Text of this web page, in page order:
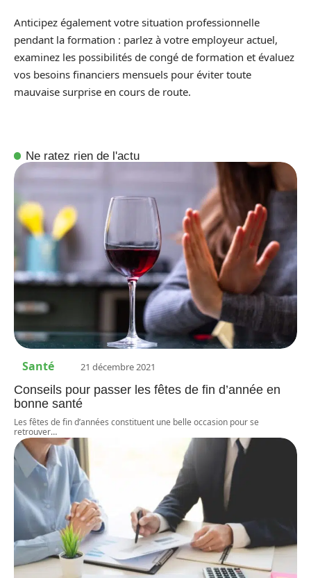
Anticipez également votre situation professionnelle
pendant la formation : parlez à votre employeur actuel,
examinez les possibilités de congé de formation et évaluez
vos besoins financiers mensuels pour éviter toute
mauvaise surprise en cours de route.
Ne ratez rien de l'actu
Santé 21 décembre 2021
Conseils pour passer les fêtes de fin d’année en
bonne santé
Les fêtes de fin d’années constituent une belle occasion pour se
retrouver…